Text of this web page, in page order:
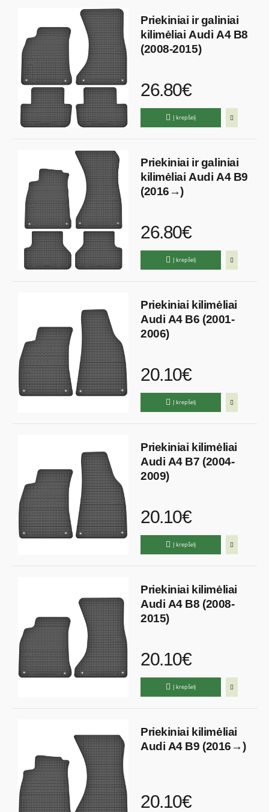
Priekiniai ir galiniai
kilimėliai Audi A4 B8
(2008-2015)
26.80€
Į krepšelį
Priekiniai ir galiniai
kilimėliai Audi A4 B9
(2016→)
26.80€
Į krepšelį
Priekiniai kilimėliai
Audi A4 B6 (2001-
2006)
20.10€
Į krepšelį
Priekiniai kilimėliai
Audi A4 B7 (2004-
2009)
20.10€
Į krepšelį
Priekiniai kilimėliai
Audi A4 B8 (2008-
2015)
20.10€
Į krepšelį
Priekiniai kilimėliai
Audi A4 B9 (2016→)
20.10€